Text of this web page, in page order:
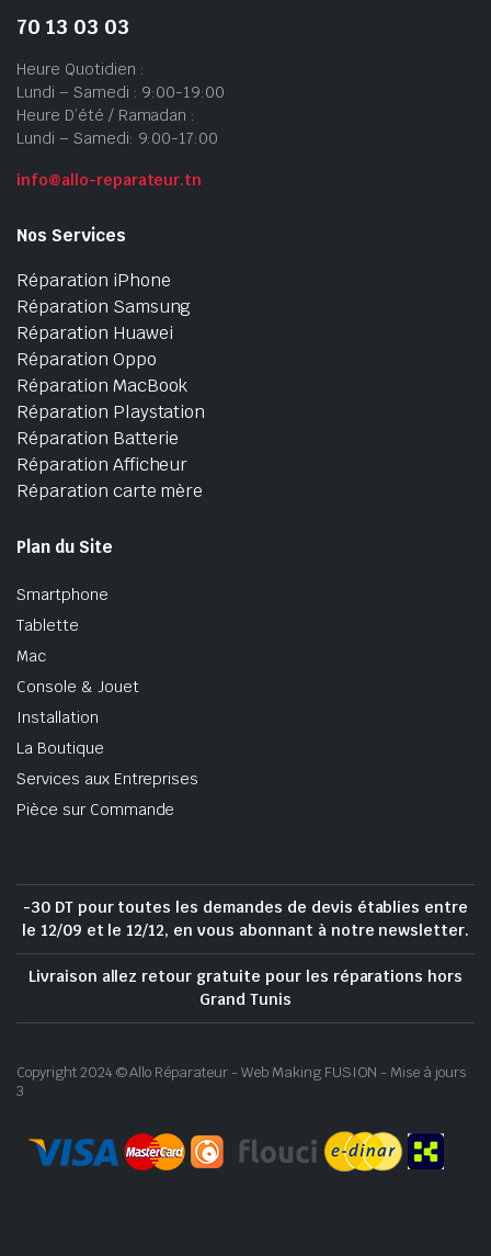
70 13 03 03
Heure Quotidien :
Lundi – Samedi : 9:00-19:00
Heure D’été / Ramadan :
Lundi – Samedi: 9:00-17:00
info@allo-reparateur.tn
Nos Services
Réparation iPhone
Réparation Samsung
Réparation Huawei
Réparation Oppo
Réparation MacBook
Réparation Playstation
Réparation Batterie
Réparation Afficheur
Réparation carte mère
Plan du Site
Smartphone
Tablette
Mac
Console & Jouet
Installation
La Boutique
Services aux Entreprises
Pièce sur Commande
-30 DT pour toutes les demandes de devis établies entre
le 12/09 et le 12/12, en vous abonnant à notre newsletter.
Livraison allez retour gratuite pour les réparations hors
Grand Tunis
Copyright 2024 © Allo Réparateur - Web Making FUSION - Mise à jours
3